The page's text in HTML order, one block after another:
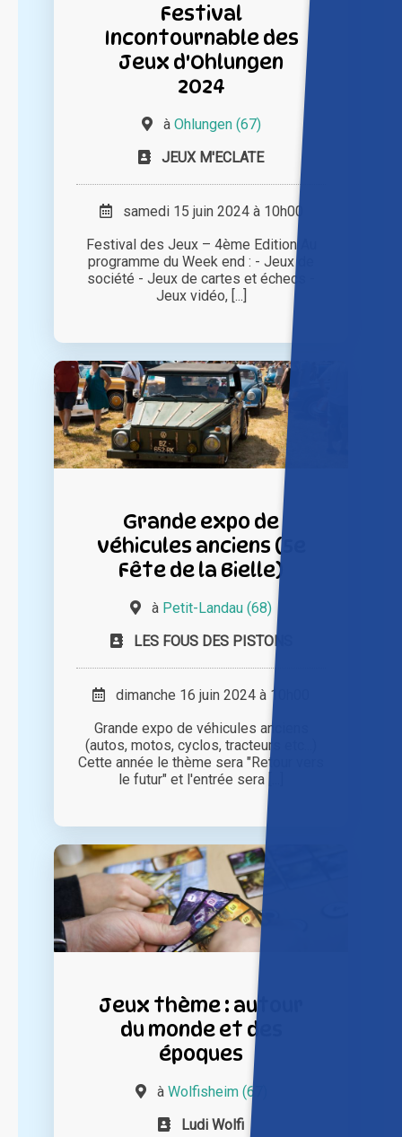
Festival
Incontournable des
Jeux d'Ohlungen
2024
à Ohlungen (67)
JEUX M'ECLATE
samedi 15 juin 2024 à 10h00
Festival des Jeux – 4ème Edition Au
programme du Week end : - Jeux de
société - Jeux de cartes et échecs -
Jeux vidéo, [...]
Grande expo de
véhicules anciens (5e
Fête de la Bielle)
à Petit-Landau (68)
LES FOUS DES PISTONS
dimanche 16 juin 2024 à 10h00
Grande expo de véhicules anciens
(autos, motos, cyclos, tracteurs etc...)
Cette année le thème sera "Retour vers
le futur" et l'entrée sera [...]
Jeux thème : autour
du monde et des
époques
à Wolfisheim (67)
Ludi Wolfi